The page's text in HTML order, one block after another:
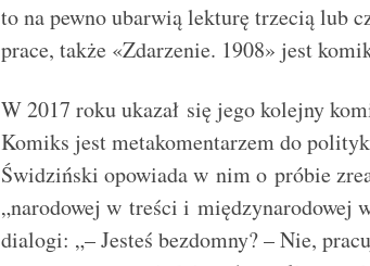
to na pewno ubarwią lekturę trzecią lub
prace, także «Zdarzenie. 1908» jest
W 2017 roku ukazał się jego kolejny
Komiks jest metakomentarzem do
Świdziński opowiada w nim o próbie
„narodowej w treści i międzynarodowej
dialogi: „– Jesteś bezdomny? – Nie,